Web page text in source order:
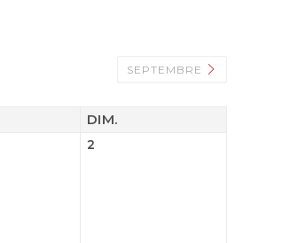
SEPTEMBRE
DIM.
2